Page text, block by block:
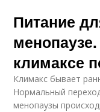
Питание
климаксе
Климакс бывает
Нормальный
менопаузы